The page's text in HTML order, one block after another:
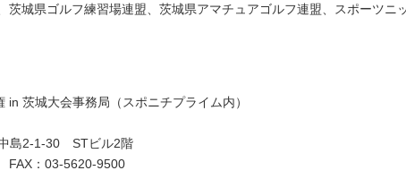
茨城県ゴルフ練習場連盟、茨城県アマチュアゴルフ連盟、スポーツニ
茨城大会事務局（スポニチプライム内）
島2-1-30 STビル2階
：03-5620-9500